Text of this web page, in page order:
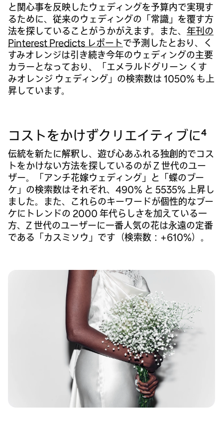
と関心事を反映したウェディングを予算内で実現す
るために、従来のウェディングの「常識」を覆す方
法を探していることがうかがえます。また、 年刊の
Pinterest Predicts レポートで予測したとおり、く
すみオレンジは引き続き今年のウェディングの主要
カラーとなっており、「エメラルドグリーン くす
みオレンジ ウェディング」の検索数は 1050% も上
昇しています。
コストをかけずクリエイティブに 4
伝統を新たに解釈し、遊び心あふれる独創的でコス
トをかけない方法を探しているのが Z 世代のユー
ザー。「アンチ花嫁ウェディング」と「蝶のブー
ケ」の検索数はそれぞれ、490% と 5535% 上昇し
ました。また、これらのキーワードが個性的なブー
ケにトレンドの 2000 年代らしさを加えている一
方、Z 世代のユーザーに一番人気の花は永遠の定番
である「カスミソウ」です（検索数：+610%）。